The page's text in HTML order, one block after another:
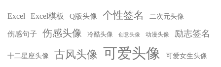
Excel Excel模板 Q版头像 个性签名 二次元头像
伤感句子 伤感头像 冷酷头像 创意头像 动漫头像 励志签名
十二星座头像 古风头像 可爱头像 可爱女生头像